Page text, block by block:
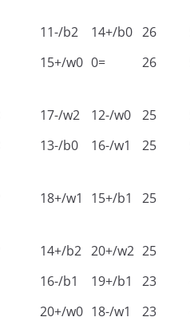
11-/b2 14+/b0 26
15+/w0 0= 26
17-/w2 12-/w0 25
13-/b0 16-/w1 25
18+/w1 15+/b1 25
14+/b2 20+/w2 25
16-/b1 19+/b1 23
20+/w0 18-/w1 23